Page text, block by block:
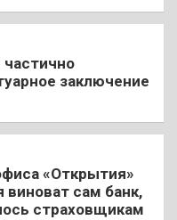
частично
заключение
«Открытия»
виноват сам банк,
страховщикам